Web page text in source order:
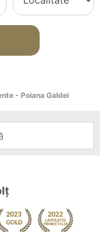
- Poiana Galdei